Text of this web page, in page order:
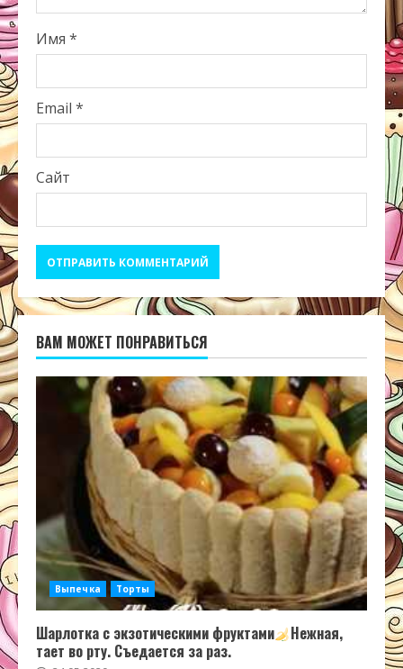
Имя *
Email *
Сайт
ВАМ МОЖЕТ ПОНРАВИТЬСЯ
Выпечка Торты
Шарлотка с экзотическими фруктами
Нежная,
тает во рту. Съедается за раз.